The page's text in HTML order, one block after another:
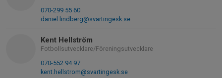
070-299 55 60
daniel.lindberg@svartingesk.se
Kent Hellström
Fotbollsutvecklare/Föreningsutvecklare
070-552 94 97
kent.hellstrom@svartingesk.se